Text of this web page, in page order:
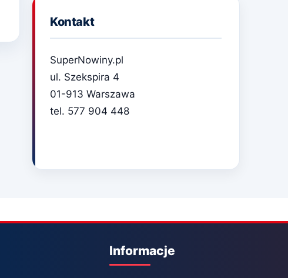
Kontakt
SuperNowiny.pl
ul. Szekspira 4
01-913 Warszawa
tel. 577 904 448
Informacje